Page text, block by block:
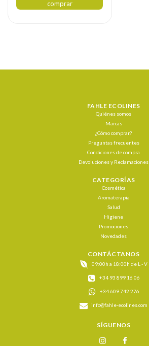
comprar
FAHLE ECOLINES
Quiénes somos
Marcas
¿Cómo comprar?
Preguntas frecuentes
Condiciones de compra
Devoluciones y Reclamaciones
CATEGORÍAS
Cosmética
Aromaterapia
Salud
Higiene
Promociones
Novedades
CONTÁCTANOS
09:00h a 18:00h de L - V
+34 93 899 16 06
+34 609 742 276
info@fahle-ecolines.com
SÍGUENOS